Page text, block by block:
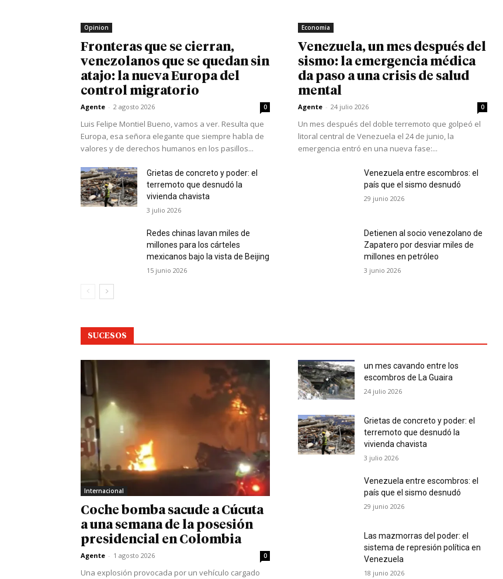
Opinion
Fronteras que se cierran,
venezolanos que se quedan sin
atajo: la nueva Europa del
control migratorio
Agente - 2 agosto 2026 0
Luis Felipe Montiel Bueno, vamos a ver. Resulta que
Europa, esa señora elegante que siempre habla de
valores y de derechos humanos en los pasillos...
Economia
Venezuela, un mes después del
sismo: la emergencia médica
da paso a una crisis de salud
mental
Agente - 24 julio 2026 0
Un mes después del doble terremoto que golpeó el
litoral central de Venezuela el 24 de junio, la
emergencia entró en una nueva fase:...
Grietas de concreto y poder: el
terremoto que desnudó la
vivienda chavista
3 julio 2026
Venezuela entre escombros: el
país que el sismo desnudó
29 junio 2026
Redes chinas lavan miles de
millones para los cárteles
mexicanos bajo la vista de Beijing
15 junio 2026
Detienen al socio venezolano de
Zapatero por desviar miles de
millones en petróleo
3 junio 2026
SUCESOS
Internacional
Coche bomba sacude a Cúcuta
a una semana de la posesión
presidencial en Colombia
Agente - 1 agosto 2026 0
Una explosión provocada por un vehículo cargado
un mes cavando entre los
escombros de La Guaira
24 julio 2026
Grietas de concreto y poder: el
terremoto que desnudó la
vivienda chavista
3 julio 2026
Venezuela entre escombros: el
país que el sismo desnudó
29 junio 2026
Las mazmorras del poder: el
sistema de represión política en
Venezuela
18 junio 2026